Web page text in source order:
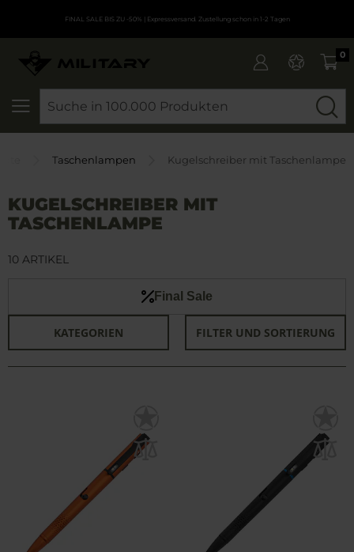
FINAL SALE BIS ZU -50% | Expressversand. Zustellung schon in 1-2 Tagen
0
Taschenlampen Kugelschreiber mit Taschenlampe
KUGELSCHREIBER MIT
TASCHENLAMPE
Final Sale
KATEGORIEN FILTER UND SORTIERUNG
10 ARTIKEL